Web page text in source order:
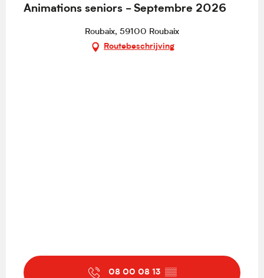
Animations seniors - Septembre 2026
Roubaix, 59100 Roubaix
Routebeschrijving
08 00 08 13 ▒▒